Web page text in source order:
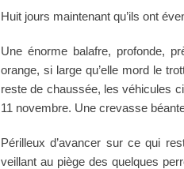
Huit jours maintenant qu’ils ont
Une énorme balafre, profonde,
orange, si large qu’elle mord le
reste de chaussée, les véhicules
11 novembre. Une crevasse
Périlleux d’avancer sur ce qui
veillant au piège des quelques